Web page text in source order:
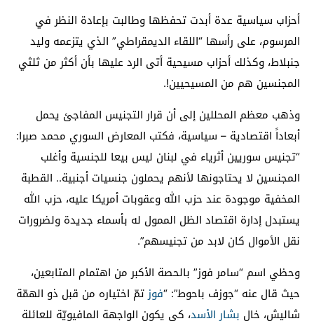
أحزاب سياسية عدة أبدت تحفظها وطالبت بإعادة النظر في
المرسوم، على رأسها “اللقاء الديمقراطي” الذي يتزعمه وليد
جنبلاط، وكذلك أحزاب مسيحية أتى الرد عليها بأن أكثر من ثلثي
المجنسين هم من المسيحيين!.
وذهب معظم المحللين إلى أن قرار التجنيس المفاجئ يحمل
أبعاداً اقتصادية – سياسية، فكتب المعارض السوري محمد صبرا:
“تجنيس سوريين أثرياء في لبنان ليس بيعا للجنسية وأغلب
المجنسين لا يحتاجونها لأنهم يحملون جنسيات أجنبية.. القطبة
المخفية موجودة عند حزب الله وعقوبات أمريكا عليه، حزب الله
يستبدل إدارة اقتصاد الظل الممول له بأسماء جديدة ولضرورات
نقل الأموال كان لابد من تجنيسهم”.
وحظي اسم “سامر فوز” بالحصة الأكبر من اهتمام المتابعين،
حيث قال عنه “جوزف باحوط”: “فوزتمّ اختياره من قبل ذو الهمّة
شاليش، خال بشار الأسد، كي يكون الواجهة المافيويّة للعائلة